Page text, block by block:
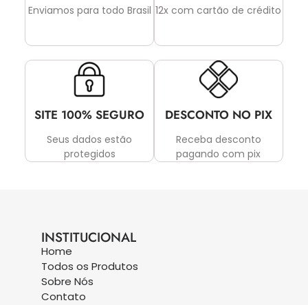
Enviamos para todo Brasil 12x com cartão de crédito
SITE 100% SEGURO
Seus dados estão
protegidos
DESCONTO NO PIX
Receba desconto
pagando com pix
INSTITUCIONAL
Home
Todos os Produtos
Sobre Nós
Contato